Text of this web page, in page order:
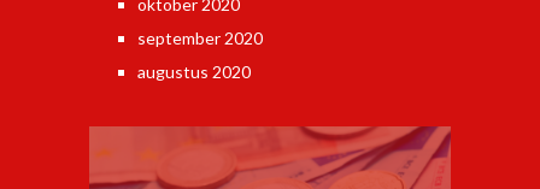
september 2020
augustus 2020